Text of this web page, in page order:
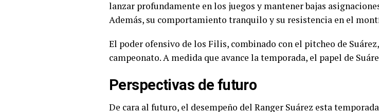
lanzar profundamente en los juegos y mantener bajas
Además, su comportamiento tranquilo y su resistencia en el
El poder ofensivo de los Filis, combinado con el pitcheo de
campeonato. A medida que avance la temporada, el papel de
Perspectivas de futuro
De cara al futuro, el desempeño del Ranger Suárez esta